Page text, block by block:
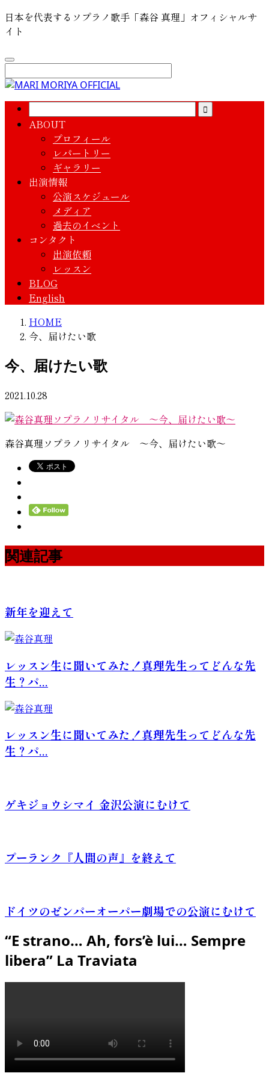
日本を代表するソプラノ歌手「森谷 真理」オフィシャルサ
イト
ABOUT
プロフィール
レパートリー
ギャラリー
出演情報
公演スケジュール
メディア
過去のイベント
コンタクト
出演依頼
レッスン
BLOG
English
HOME
今、届けたい歌
今、届けたい歌
2021.10.28
森谷真理ソプラノリサイタル ～今、届けたい歌～
関連記事
新年を迎えて
レッスン生に聞いてみた！真理先生ってどんな先
生？パ...
レッスン生に聞いてみた！真理先生ってどんな先
生？パ...
ゲキジョウシマイ 金沢公演にむけて
プーランク『人間の声』を終えて
ドイツのゼンパーオーパー劇場での公演にむけて
“E strano… Ah, fors’è lui… Sempre
libera” La Traviata